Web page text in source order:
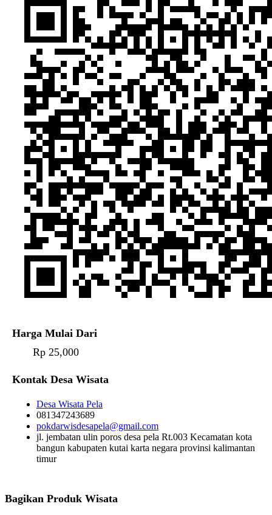
Harga Mulai Dari
Rp 25,000
Kontak Desa Wisata
Desa Wisata Pela
081347243689
pokdarwisdesapela@gmail.com
jl. jembatan ulin poros desa pela Rt.003 Kecamatan kota
bangun kabupaten kutai karta negara provinsi kalimantan
timur
Bagikan Produk Wisata